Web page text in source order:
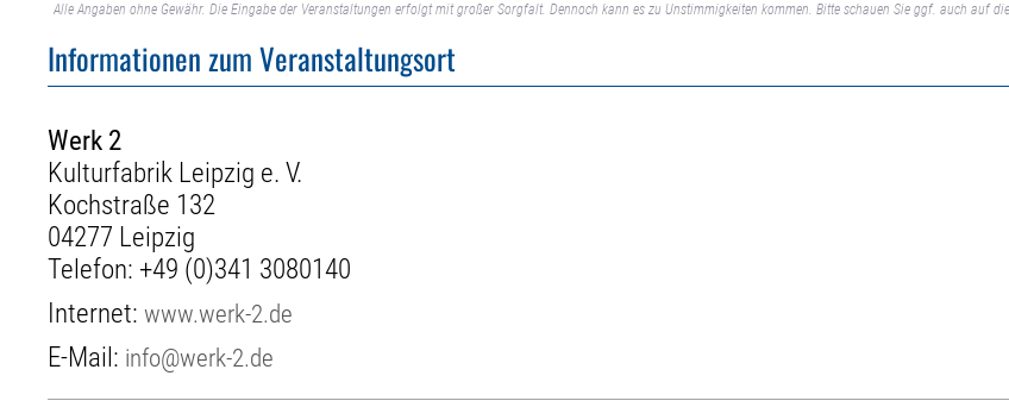
Alle Angaben ohne Gewähr. Die Eingabe der Veranstaltungen erfolgt mit großer Sorgfalt. Dennoch kann es zu Unstimmigkeiten kommen. Bitte schauen Sie ggf. auch auf
Informationen zum Veranstaltungsort
Werk 2
Kulturfabrik Leipzig e. V.
Kochstraße 132
04277 Leipzig
Telefon: +49 (0)341 3080140
Internet:www.werk-2.de
E-Mail: info@werk-2.de